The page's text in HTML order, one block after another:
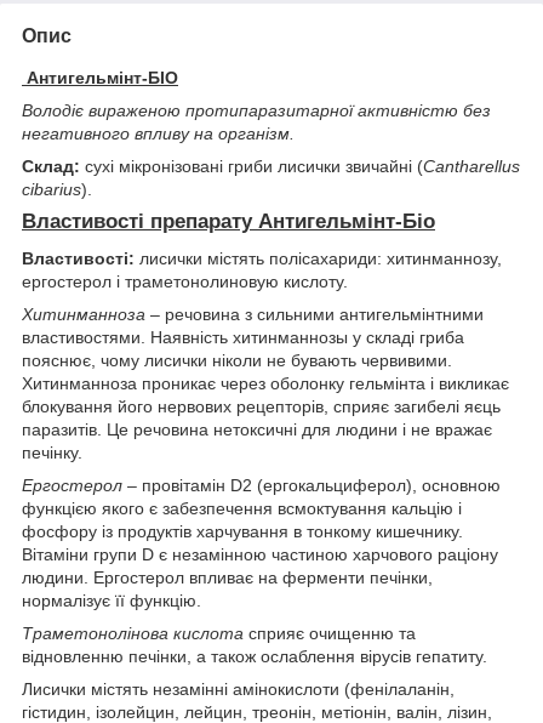
Опис
Антигельмінт-БІО
Володіє вираженою протипаразитарної активністю без
негативного впливу на організм.
Склад: сухі мікронізовані гриби лисички звичайні (Cantharellus
cibarius).
Властивості препарату Антигельмінт-Біо
Властивості: лисички містять полісахариди: хитинманнозу,
ергостерол і траметонолиновую кислоту.
Хитинманноза – речовина з сильними антигельмінтними
властивостями. Наявність хитинманнозы у складі гриба
пояснює, чому лисички ніколи не бувають червивими.
Хитинманноза проникає через оболонку гельмінта і викликає
блокування його нервових рецепторів, сприяє загибелі яєць
паразитів. Це речовина нетоксичні для людини і не вражає
печінку.
Ергостерол – провітамін D2 (ергокальциферол), основною
функцією якого є забезпечення всмоктування кальцію і
фосфору із продуктів харчування в тонкому кишечнику.
Вітаміни групи D є незамінною частиною харчового раціону
людини. Ергостерол впливає на ферменти печінки,
нормалізує її функцію.
Траметонолінова кислота сприяє очищенню та
відновленню печінки, а також ослаблення вірусів гепатиту.
Лисички містять незамінні амінокислоти (фенілаланін,
гістидин, ізолейцин, лейцин, треонін, метіонін, валін, лізин,